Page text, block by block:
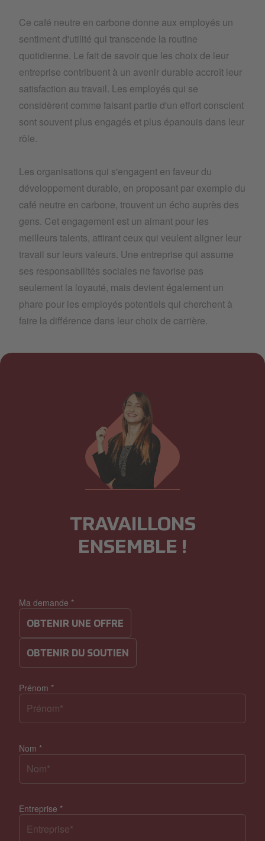
Ce café neutre en carbone donne aux employés un
sentiment d'utilité qui transcende la routine
quotidienne. Le fait de savoir que les choix de leur
entreprise contribuent à un avenir durable accroît leur
satisfaction au travail. Les employés qui se
considèrent comme faisant partie d'un effort conscient
sont souvent plus engagés et plus épanouis dans leur
rôle.
Les organisations qui s'engagent en faveur du
développement durable, en proposant par exemple du
café neutre en carbone, trouvent un écho auprès des
gens. Cet engagement est un aimant pour les
meilleurs talents, attirant ceux qui veulent aligner leur
travail sur leurs valeurs. Une entreprise qui assume
ses responsabilités sociales ne favorise pas
seulement la loyauté, mais devient également un
phare pour les employés potentiels qui cherchent à
faire la différence dans leur choix de carrière.
Ma demande *
OBTENIR UNE OFFRE
OBTENIR DU SOUTIEN
Prénom *
Nom *
Entreprise *
TRAVAILLONS
ENSEMBLE !